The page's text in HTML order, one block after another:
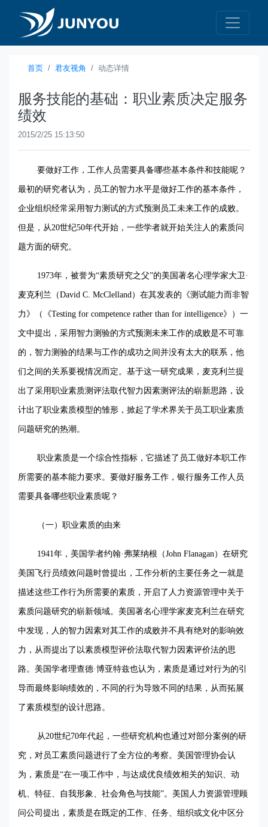
首页 君友视角 动态详情
服务技能的基础：职业素质决定服务
绩效
2015/2/25 15:13:50
要做好工作，工作人员需要具备哪些基本条件和技能呢？
最初的研究者认为，员工的智力水平是做好工作的基本条件，
企业组织经常采用智力测试的方式预测员工未来工作的成败。
但是，从20世纪50年代开始，一些学者就开始关注人的素质问
题方面的研究。
1973年，被誉为“素质研究之父”的美国著名心理学家大卫·
麦克利兰（David C. McClelland）在其发表的《测试能力而非智
力》（《Testing for competence rather than for intelligence》）一
文中提出，采用智力测验的方式预测未来工作的成败是不可靠
的，智力测验的结果与工作的成功之间并没有太大的联系，他
们之间的关系要视情况而定。基于这一研究成果，麦克利兰提
出了采用职业素质测评法取代智力因素测评法的崭新思路，设
计出了职业素质模型的雏形，掀起了学术界关于员工职业素质
问题研究的热潮。
职业素质是一个综合性指标，它描述了员工做好本职工作
所需要的基本能力要求。要做好服务工作，银行服务工作人员
需要具备哪些职业素质呢？
（一）职业素质的由来
1941年，美国学者约翰·弗莱纳根（John Flanagan）在研究
美国飞行员绩效问题时曾提出，工作分析的主要任务之一就是
描述这些工作行为所需要的素质，开启了人力资源管理中关于
素质问题研究的崭新领域。美国著名心理学家麦克利兰在研究
中发现，人的智力因素对其工作的成败并不具有绝对的影响效
力，从而提出了以素质模型评价法取代智力因素评价法的思
路。美国学者理查德·博亚特兹也认为，素质是通过对行为的引
导而最终影响绩效的，不同的行为导致不同的结果，从而拓展
了素质模型的设计思路。
从20世纪70年代起，一些研究机构也通过对部分案例的研
究，对员工素质问题进行了全方位的考察。美国管理协会认
为，素质是“在一项工作中，与达成优良绩效相关的知识、动
机、特征、自我形象、社会角色与技能”。美国人力资源管理顾
问公司提出，素质是在既定的工作、任务、组织或文化中区分